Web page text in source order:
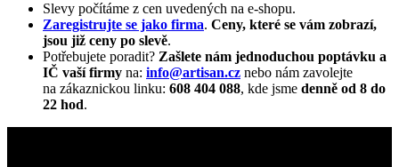
Slevy počítáme z cen uvedených na e-shopu.
Zaregistrujte se jako firma. Ceny, které se vám zobrazí,
jsou již ceny po slevě.
Potřebujete poradit? Zašlete nám jednoduchou poptávku a
IČ vaší firmy na: info@artisan.cz nebo nám zavolejte
na zákaznickou linku: 608 404 088, kde jsme denně od 8 do
22 hod.